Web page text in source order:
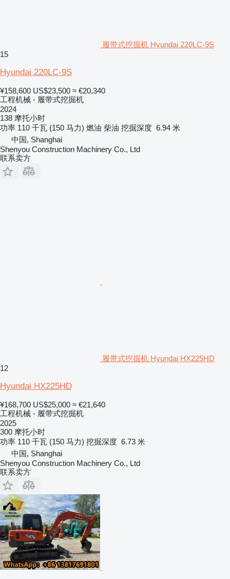
履带式挖掘机 Hyundai 220LC-9S
15
Hyundai 220LC-9S
¥158,600 US$23,500 ≈ €20,340
工程机械 - 履带式挖掘机
2024
138 摩托小时
功率 110 千瓦 (150 马力) 燃油 柴油 挖掘深度 6.94 米
中国, Shanghai
Shenyou Construction Machinery Co., Ltd
联系卖方
履带式挖掘机 Hyundai HX225HD
12
Hyundai HX225HD
¥168,700 US$25,000 ≈ €21,640
工程机械 - 履带式挖掘机
2025
300 摩托小时
功率 110 千瓦 (150 马力) 挖掘深度 6.73 米
中国, Shanghai
Shenyou Construction Machinery Co., Ltd
联系卖方